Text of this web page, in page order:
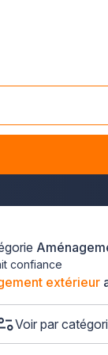
(44350)
une terrasse,
concrétiser
extérieur
Voir par
confiance